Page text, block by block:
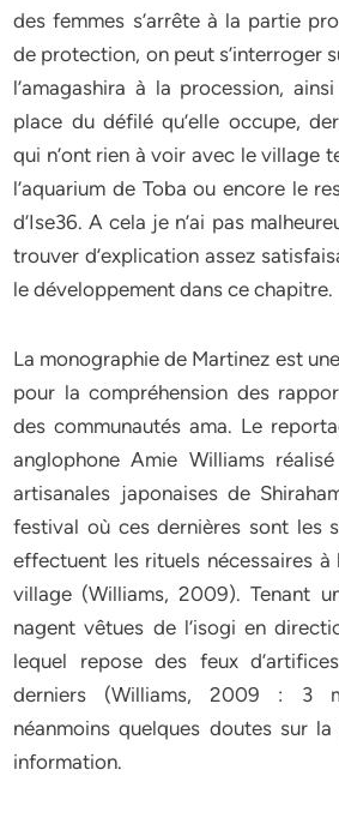
des femmes s’arrête à la partie
de protection, on peut s’interroger
l’amagashira à la procession,
place du défilé qu’elle occupe,
qui n’ont rien à voir avec le village
l’aquarium de Toba ou encore le
d’Ise36. A cela je n’ai pas
trouver d’explication assez
le développement dans ce chapitre.
La monographie de Martinez est
pour la compréhension des
des communautés ama. Le
anglophone Amie Williams
artisanales japonaises de
festival où ces dernières sont les
effectuent les rituels nécessaires
village (Williams, 2009). Tenant
nagent vêtues de l’isogi en
lequel repose des feux
derniers (Williams, 2009 : 3
néanmoins quelques doutes sur
information.